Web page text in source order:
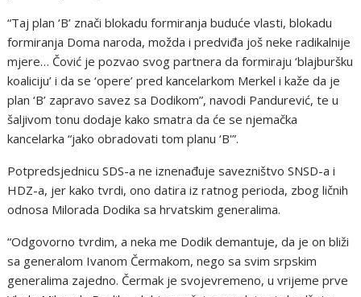
“Taj plan ‘B’ znači blokadu formiranja buduće vlasti, blokadu
formiranja Doma naroda, možda i predviđa još neke radikalnije
mjere… Čović je pozvao svog partnera da formiraju ‘blajburšku
koaliciju’ i da se ‘opere’ pred kancelarkom Merkel i kaže da je
plan ‘B’ zapravo savez sa Dodikom”, navodi Pandurević, te u
šaljivom tonu dodaje kako smatra da će se njemačka
kancelarka “jako obradovati tom planu ‘B'”.
Potpredsjednicu SDS-a ne iznenađuje savezništvo SNSD-a i
HDZ-a, jer kako tvrdi, ono datira iz ratnog perioda, zbog ličnih
odnosa Milorada Dodika sa hrvatskim generalima.
“Odgovorno tvrdim, a neka me Dodik demantuje, da je on bliži
sa generalom Ivanom Čermakom, nego sa svim srpskim
generalima zajedno. Čermak je svojevremeno, u vrijeme prve